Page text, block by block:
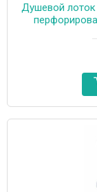
Душевой лоток